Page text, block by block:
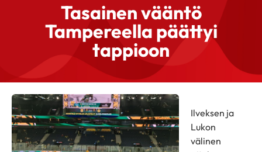
Tasainen vääntö
Tampereella päättyi
tappioon
Ilveksen ja
Lukon
välinen